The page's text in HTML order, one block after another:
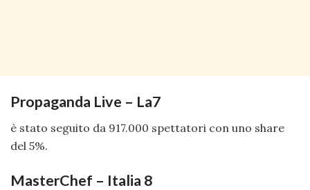
Propaganda Live – La7
è stato seguito da 917.000 spettatori con uno share
del 5%.
MasterChef – Italia 8